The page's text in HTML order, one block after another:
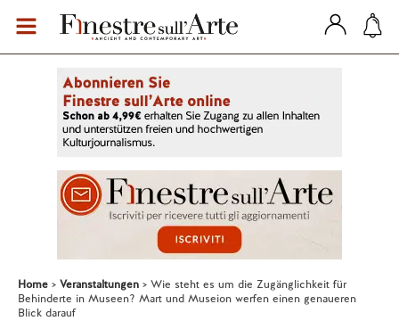
Home Veranstaltungen
Wie steht es um die Zugänglichkeit für
Behinderte in Museen? Mart und Museion werfen einen genaueren
Blick darauf